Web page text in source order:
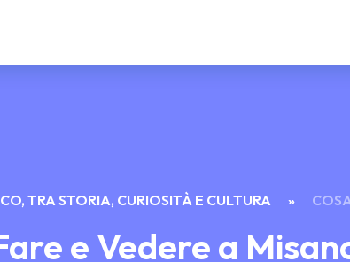
TRA STORIA, CURIOSITÀ E CULTURA »
e Vedere a